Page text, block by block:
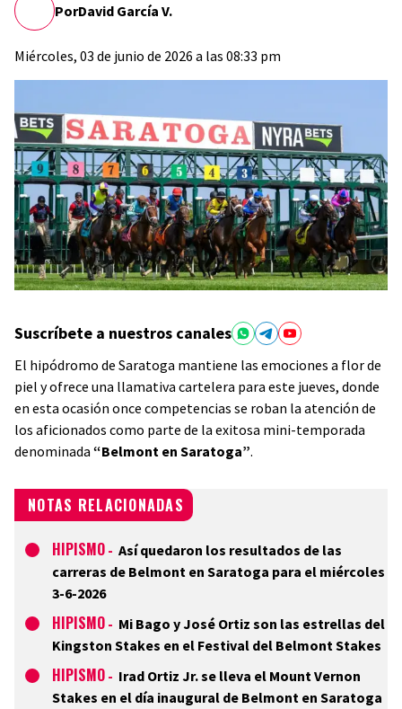
PorDavid García V.
Miércoles, 03 de junio de 2026 a las 08:33 pm
Suscríbete a nuestros canales
El hipódromo de Saratoga mantiene las emociones a flor de
piel y ofrece una llamativa cartelera para este jueves, donde
en esta ocasión once competencias se roban la atención de
los aficionados como parte de la exitosa mini-temporada
denominada “Belmont en Saratoga”.
NOTAS RELACIONADAS
HIPISMO - Así quedaron los resultados de las
carreras de Belmont en Saratoga para el miércoles
3-6-2026
HIPISMO - Mi Bago y José Ortiz son las estrellas del
Kingston Stakes en el Festival del Belmont Stakes
HIPISMO - Irad Ortiz Jr. se lleva el Mount Vernon
Stakes en el día inaugural de Belmont en Saratoga